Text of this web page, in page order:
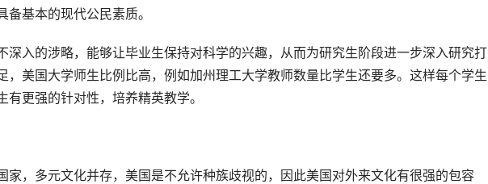
基本的现代公民素质。
入的涉略，能够让毕业生保持对科学的兴趣，从而为研究生阶段进一步深入研究打
，美国大学师生比例比高，例如加州理工大学教师数量比学生还要多。这样每个学生
更强的针对性，培养精英教学。
，多元文化并存，美国是不允许种族歧视的，因此美国对外来文化有很强的包容